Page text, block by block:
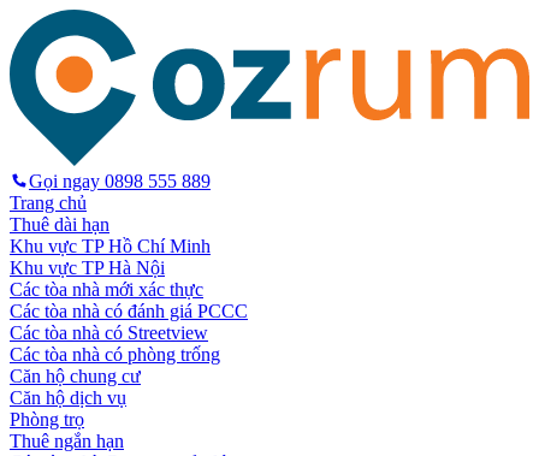
Gọi ngay 0898 555 889
Trang chủ
Thuê dài hạn
Khu vực TP Hồ Chí Minh
Khu vực TP Hà Nội
Các tòa nhà mới xác thực
Các tòa nhà có đánh giá PCCC
Các tòa nhà có Streetview
Các tòa nhà có phòng trống
Căn hộ chung cư
Căn hộ dịch vụ
Phòng trọ
Thuê ngắn hạn